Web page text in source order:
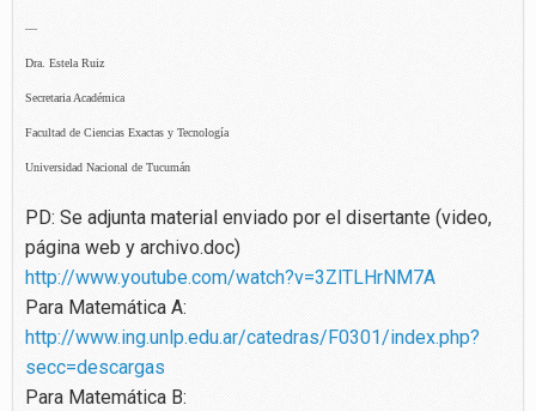
—
Dra. Estela Ruiz
Secretaria Académica
Facultad de Ciencias Exactas y Tecnología
Universidad Nacional de Tucumán
PD: Se adjunta material enviado por el disertante (video,
página web y archivo.doc)
http://www.youtube.com/watch?v=3ZlTLHrNM7A
Para Matemática A:
http://www.ing.unlp.edu.ar/catedras/F0301/index.php?
secc=descargas
Para Matemática B: